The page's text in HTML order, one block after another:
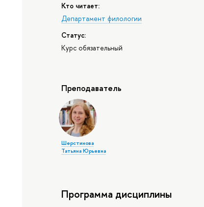
Кто читает:
Департамент филологии
Статус:
Курс обязательный
Преподаватель
Шерстинова
Татьяна Юрьевна
Программа дисциплины